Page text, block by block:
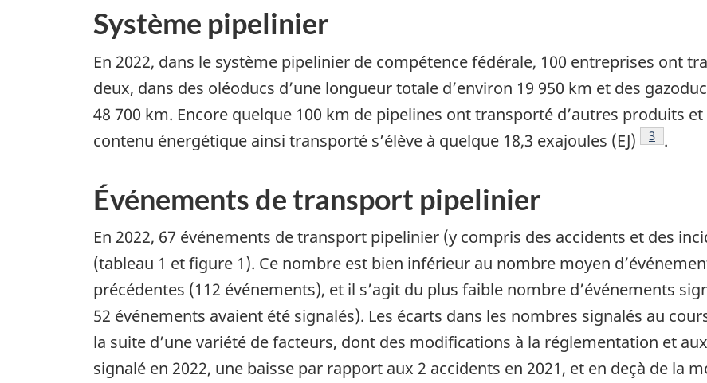
Système pipelinier
En 2022, dans le système pipelinier de compétence fédérale, 100 entreprises ont
deux, dans des oléoducs d’une longueur totale d’environ 19 950 km et des
48 700 km. Encore quelque 100 km de pipelines ont transporté d’autres produits
contenu énergétique ainsi transporté s’élève à quelque 18,3 exajoules (EJ)
Note de
3 .
Événements de transport pipelinier
En 2022, 67 événements de transport pipelinier (y compris des accidents et des
(tableau 1 et figure 1). Ce nombre est bien inférieur au nombre moyen
précédentes (112 événements), et il s’agit du plus faible nombre d’événements
52 événements avaient été signalés). Les écarts dans les nombres signalés au
la suite d’une variété de facteurs, dont des modifications à la réglementation et
signalé en 2022, une baisse par rapport aux 2 accidents en 2021, et en deçà de la